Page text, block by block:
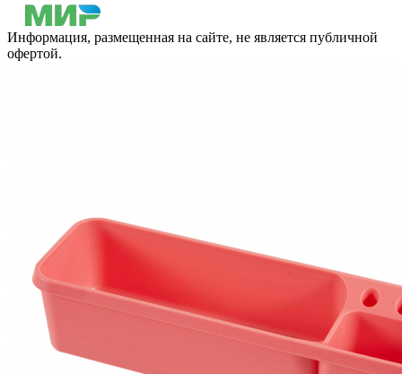
Информация, размещенная на сайте, не является публичной
офертой.